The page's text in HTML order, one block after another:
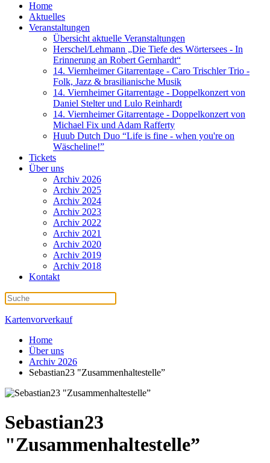
Home
Aktuelles
Veranstaltungen
Übersicht aktuelle Veranstaltungen
Herschel/Lehmann „Die Tiefe des Wörtersees - In
Erinnerung an Robert Gernhardt“
14. Viernheimer Gitarrentage - Caro Trischler Trio -
Folk, Jazz & brasilianische Musik
14. Viernheimer Gitarrentage - Doppelkonzert von
Daniel Stelter und Lulo Reinhardt
14. Viernheimer Gitarrentage - Doppelkonzert von
Michael Fix und Adam Rafferty
Huub Dutch Duo “Life is fine - when you're on
Wäscheline!”
Tickets
Über uns
Archiv 2026
Archiv 2025
Archiv 2024
Archiv 2023
Archiv 2022
Archiv 2021
Archiv 2020
Archiv 2019
Archiv 2018
Kontakt
Kartenvorverkauf
Home
Über uns
Archiv 2026
Sebastian23 "Zusammenhaltestelle”
Sebastian23
"Zusammenhaltestelle”